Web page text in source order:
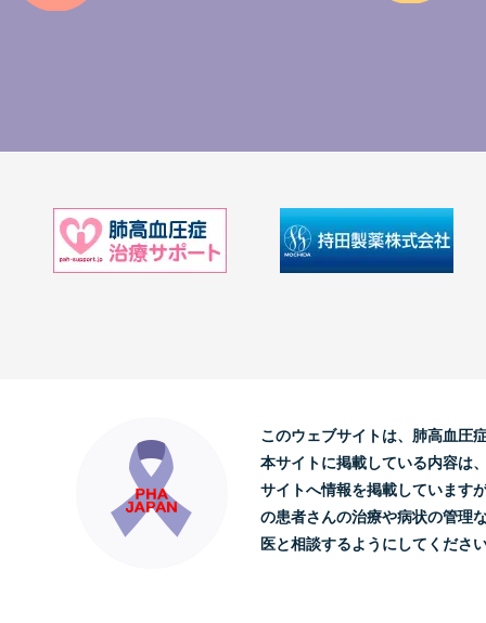
このウェブサイトは、肺高血圧
本サイトに掲載している内容は
サイトへ情報を掲載しています
の患者さんの治療や病状の管理
医と相談するようにしてくださ